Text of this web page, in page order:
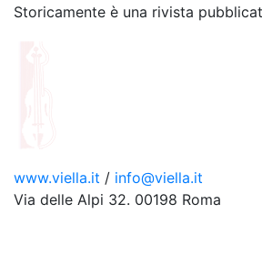
Storicamente è una rivista
www.viella.it / info@viella.it
Via delle Alpi 32. 00198 Roma